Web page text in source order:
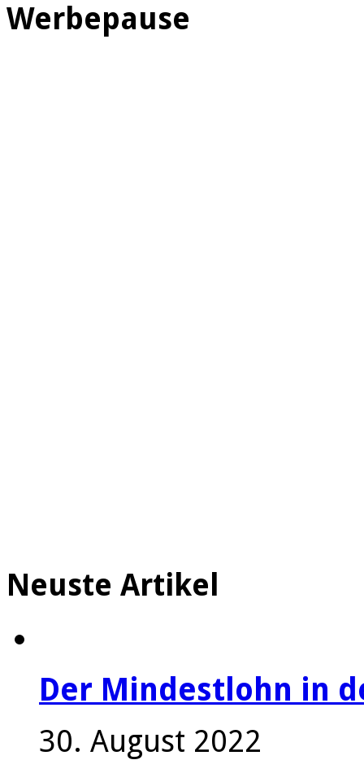
Werbepause
Neuste Artikel
Der Mindestlohn in
30. August 2022